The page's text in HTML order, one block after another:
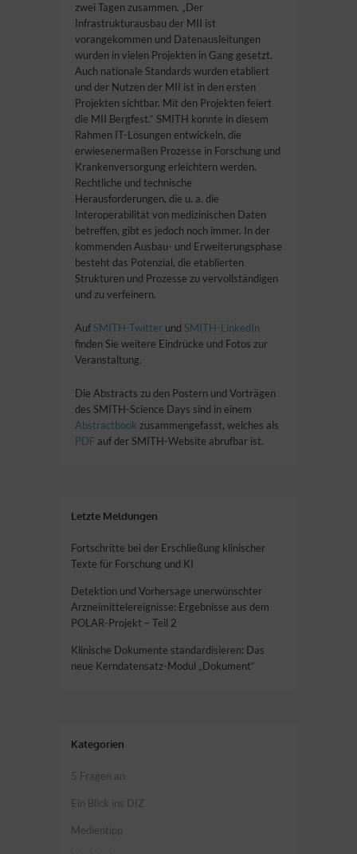
zwei Tagen zusammen. „Der
Infrastrukturausbau der MII ist
vorangekommen und Datenausleitungen
wurden in vielen Projekten in Gang gesetzt.
Auch nationale Standards wurden etabliert
und der Nutzen der MII ist in den ersten
Projekten sichtbar. Mit den Projekten feiert
die MII Bergfest.“ SMITH konnte in diesem
Rahmen IT-Lösungen entwickeln, die
erwiesenermaßen Prozesse in Forschung und
Krankenversorgung erleichtern werden.
Rechtliche und technische
Herausforderungen, die u. a. die
Interoperabilität von medizinischen Daten
betreffen, gibt es jedoch noch immer. In der
kommenden Ausbau- und Erweiterungsphase
besteht das Potenzial, die etablierten
Strukturen und Prozesse zu vervollständigen
und zu verfeinern.
Auf SMITH-Twitter und SMITH-LinkedIn
finden Sie weitere Eindrücke und Fotos zur
Veranstaltung.
Die Abstracts zu den Postern und Vorträgen
des SMITH-Science Days sind in einem
Abstractbook zusammengefasst, welches als
PDF auf der SMITH-Website abrufbar ist.
Letzte Meldungen
Fortschritte bei der Erschließung klinischer
Texte für Forschung und KI
Detektion und Vorhersage unerwünschter
Arzneimittelereignisse: Ergebnisse aus dem
POLAR-Projekt – Teil 2
Klinische Dokumente standardisieren: Das
neue Kerndatensatz-Modul „Dokument“
Kategorien
5 Fragen an
Ein Blick ins DIZ
Medientipp